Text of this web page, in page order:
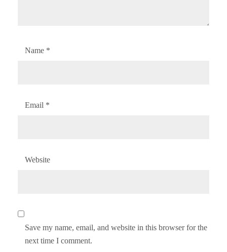
Name *
Email *
Website
Save my name, email, and website in this browser for the
next time I comment.